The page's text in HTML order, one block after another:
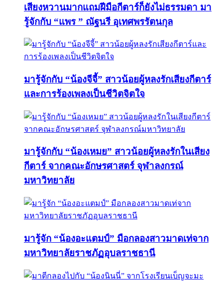
เสียงหวานมากแถมฝีมือกีตาร์ก็ยังไม่ธรรมดา มา
รู้จักกับ “แพร ” ณัฐนรี อุเทศพรรัตนกุล
มารู้จักกับ “น้องจีจี้” สาวน้อยผู้หลงรักเสียงกีตาร์
และการร้องเพลงเป็นชีวิตจิตใจ
มารู้จักกับ “น้องเหมย” สาวน้อยผู้หลงรักในเสียง
กีตาร์ จากคณะอักษรศาสตร์ จุฬาลงกรณ์
มหาวิทยาลัย
มารู้จัก “น้องอะแตมป์” มือกลองสาวมาดเท่จาก
มหาวิทยาลัยราชภัฏอุบลราชธานี